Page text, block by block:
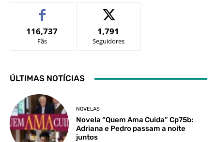
116,737
Fãs
1,791
Seguidores
ÚLTIMAS NOTÍCIAS
NOVELAS
Novela “Quem Ama Cuida” Cp75b:
Adriana e Pedro passam a noite
juntos